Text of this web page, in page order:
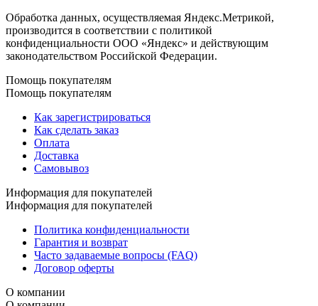
Обработка данных, осуществляемая Яндекс.Метрикой,
производится в соответствии с политикой
конфиденциальности ООО «Яндекс» и действующим
законодательством Российской Федерации.
Помощь покупателям
Помощь покупателям
Как зарегистрироваться
Как сделать заказ
Оплата
Доставка
Самовывоз
Информация для покупателей
Информация для покупателей
Политика конфиденциальности
Гарантия и возврат
Часто задаваемые вопросы (FAQ)
Договор оферты
О компании